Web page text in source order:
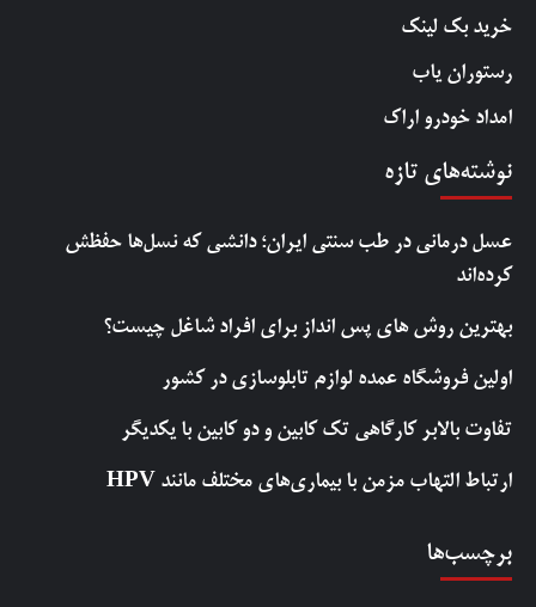
خرید بک لینک
رستوران یاب
امداد خودرو اراک
نوشته‌های تازه
عسل درمانی در طب سنتی ایران؛ دانشی که نسل‌ها حفظش
کرده‌اند
بهترین روش‌ های پس‌ انداز برای افراد شاغل چیست؟
اولین فروشگاه عمده لوازم تابلوسازی در کشور
تفاوت بالابر کارگاهی تک کابین و دو کابین با یکدیگر
ارتباط التهاب مزمن با بیماری‌های مختلف مانند HPV
برچسب‌ها